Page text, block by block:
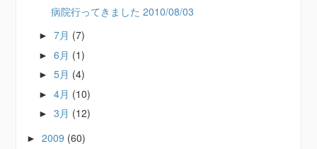
病院行ってきました 2010/08/03
►7月 (7)
►6月 (1)
►5月 (4)
►4月 (10)
►3月 (12)
►2009 (60)